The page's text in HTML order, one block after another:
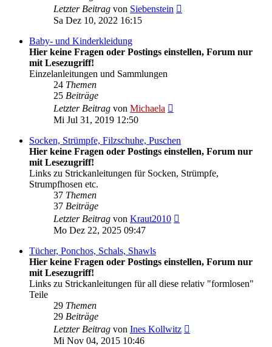
Letzter Beitrag von Siebenstein
Sa Dez 10, 2022 16:15
Baby- und Kinderkleidung
Hier keine Fragen oder Postings einstellen, Forum nur
mit Lesezugriff!
Einzelanleitungen und Sammlungen
24 Themen
25 Beiträge
Letzter Beitrag von Michaela
Mi Jul 31, 2019 12:50
Socken, Strümpfe, Filzschuhe, Puschen
Hier keine Fragen oder Postings einstellen, Forum nur
mit Lesezugriff!
Links zu Strickanleitungen für Socken, Strümpfe,
Strumpfhosen etc.
37 Themen
37 Beiträge
Letzter Beitrag von Kraut2010
Mo Dez 22, 2025 09:47
Tücher, Ponchos, Schals, Shawls
Hier keine Fragen oder Postings einstellen, Forum nur
mit Lesezugriff!
Links zu Strickanleitungen für all diese relativ "formlosen"
Teile
29 Themen
29 Beiträge
Letzter Beitrag von Ines Kollwitz
Mi Nov 04, 2015 10:46